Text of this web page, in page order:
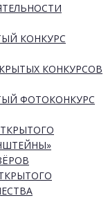
КОНКУРС
КОНКУРСОВ
ФОТОКОНКУРС